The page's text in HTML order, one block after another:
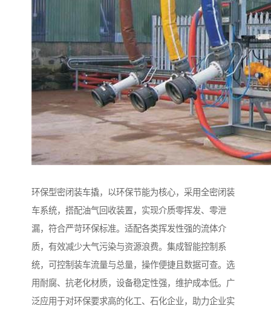
环保型密闭装车撬，以环保节能为核心，采用全密闭装
车系统，搭配油气回收装置，实现介质零挥发、零泄
漏，符合严苛环保标准。适配各类挥发性强的流体介
质，有效减少大气污染与资源浪费。集成智能控制系
统，可控制装车流量与总量，操作便捷且数据可查。选
用耐腐、抗老化材质，设备稳定性强，维护成本低。广
泛应用于对环保要求高的化工、石化企业，助力企业实